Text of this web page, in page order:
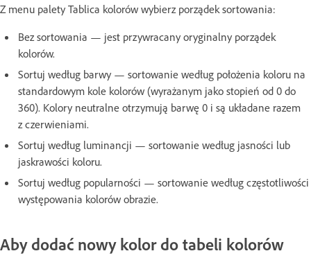
Z menu palety Tablica kolorów wybierz porządek sortowania:
Bez sortowania — jest przywracany oryginalny porządek
kolorów.
Sortuj według barwy — sortowanie według położenia koloru na
standardowym kole kolorów (wyrażanym jako stopień od 0 do
360). Kolory neutralne otrzymują barwę 0 i są układane razem
z czerwieniami.
Sortuj według luminancji — sortowanie według jasności lub
jaskrawości koloru.
Sortuj według popularności — sortowanie według częstotliwości
występowania kolorów obrazie.
Aby dodać nowy kolor do tabeli kolorów